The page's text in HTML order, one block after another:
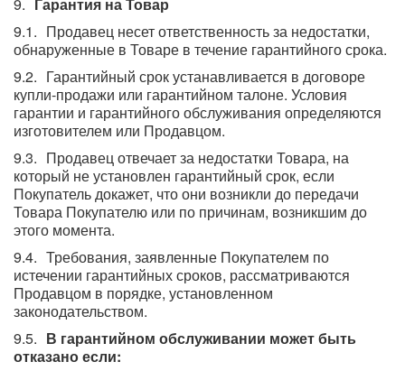
Продавец несет ответственность за недостатки,
обнаруженные в Товаре в течение гарантийного срока.
Гарантийный срок устанавливается в договоре
купли-продажи или гарантийном талоне. Условия
гарантии и гарантийного обслуживания определяются
изготовителем или Продавцом.
Продавец отвечает за недостатки Товара, на
который не установлен гарантийный срок, если
Покупатель докажет, что они возникли до передачи
Товара Покупателю или по причинам, возникшим до
этого момента.
Требования, заявленные Покупателем по
истечении гарантийных сроков, рассматриваются
Продавцом в порядке, установленном
законодательством.
В гарантийном обслуживании может быть
отказано если: